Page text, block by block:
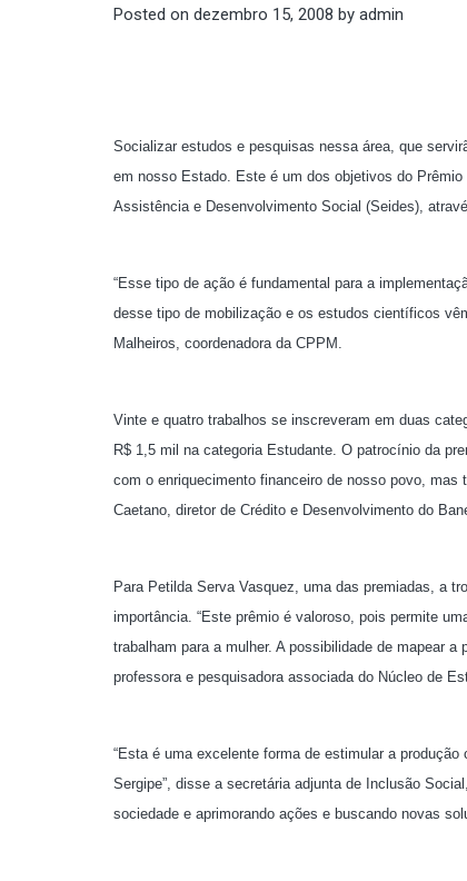
Posted on dezembro 15, 2008 by admin
Socializar estudos e pesquisas nessa área, que
em nosso Estado. Este é um dos objetivos do Prêmio
Assistência e Desenvolvimento Social (Seides),
“Esse tipo de ação é fundamental para a
desse tipo de mobilização e os estudos científicos
Malheiros, coordenadora da CPPM.
Vinte e quatro trabalhos se inscreveram em duas
R$ 1,5 mil na categoria Estudante. O patrocínio da
com o enriquecimento financeiro de nosso povo,
Caetano, diretor de Crédito e Desenvolvimento do
Para Petilda Serva Vasquez, uma das premiadas, a
importância. “Este prêmio é valoroso, pois permite
trabalham para a mulher. A possibilidade de mapear
professora e pesquisadora associada do Núcleo de
“Esta é uma excelente forma de estimular a
Sergipe”, disse a secretária adjunta de Inclusão
sociedade e aprimorando ações e buscando novas